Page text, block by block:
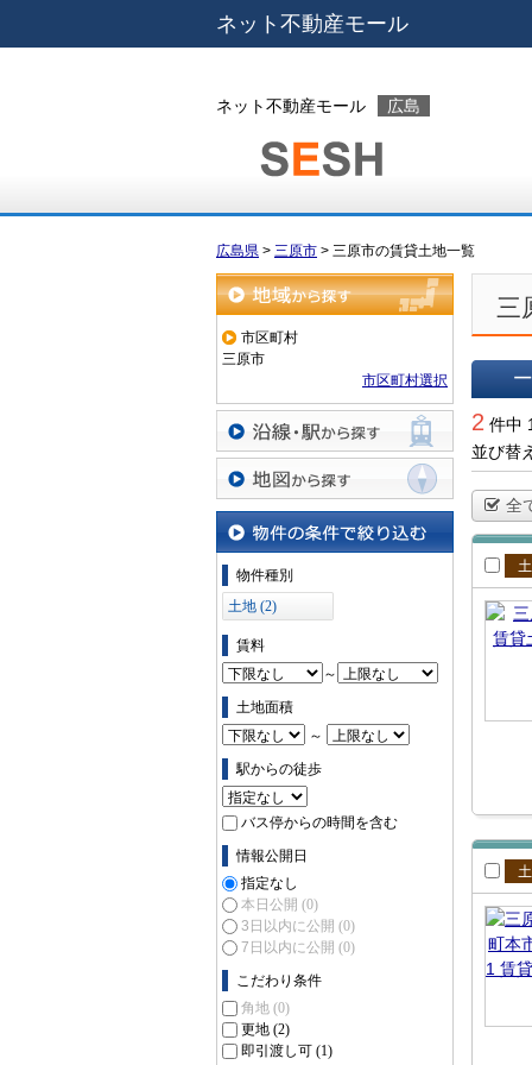
ネット不動産モール
ネット不動産モール 広島
広島県 > 三原市 > 三原市の賃貸土地一覧
地域から探す
市区町村
三原市
市区町村選択
沿線・駅から探す
地図から探す
物件の条件で絞り込む
物件種別
土地 (2)
賃料
～
土地面積
～
駅からの徒歩
バス停からの時間を含む
情報公開日
指定なし
本日公開 (0)
3日以内に公開 (0)
7日以内に公開 (0)
こだわり条件
角地 (0)
更地 (2)
即引渡し可 (1)
三
2 件中
並び替
全
賃
賃